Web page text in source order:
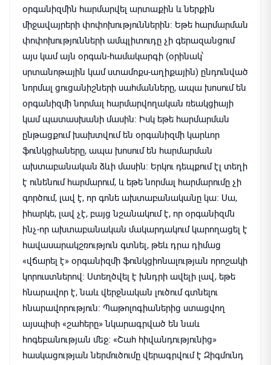
օրգանիզմին հարմարվել արտաքին և ներքին
միջավայրերի փոփոխություններին։ Եթե հարմարման
փոփոխությունների ամպլիտուդը չի գերազանցում
այս կամ այն օրգան-համակարգի (օրինակ՝
սրտանոթային կամ ստամոքս-աղիքային) ընդունված
նորմալ ցուցանիշների սահմանները, ապա խոսում են
օրգանիզմի նորմալ հարմարվողական ռեակցիայի
կամ պատասխանի մասին։ Իսկ եթե հարմարման
ընթացքում խախտվում են օրգանիզմի կարևոր
ֆունկցիաները, ապա խոսում են հարմարման
ախտաբանական ձևի մասին։ Երկու դեպքում էլ տեղի
է ունենում հարմարում, և եթե նորմալ հարմարումը չի
գործում, լավ է, որ գոնե ախտաբանականը կա։ Սա,
իհարկե, լավ չէ, բայց նշանակում է, որ օրգանիզմն
ինչ-որ ախտաբանական մակարդակում կարողացել է
հավասարակշռություն գտնել, թեև դրա դիմաց
«վճարել է» օրգանիզմի ֆունկցիոնալության որոշակի
կորուստներով։ Ստեղծվել է խնդրի ավելի լավ, եթե
հնարավոր է, նաև վերջնական լուծում գտնելու
հնարավորություն։ Պաթոլոգիաներից ստացվող
այսպիսի «շահերը» նկարագրված են նաև
հոգեբանության մեջ։ «Շահ հիվանդությունից»
հասկացության ներմուծումը վերագրվում է Զիգմունդ